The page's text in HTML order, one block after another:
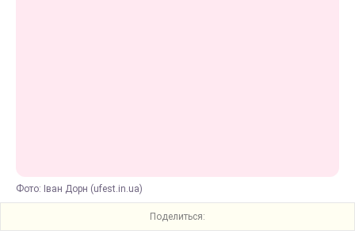
Фото: Іван Дорн (ufest.in.ua)
Поделиться: